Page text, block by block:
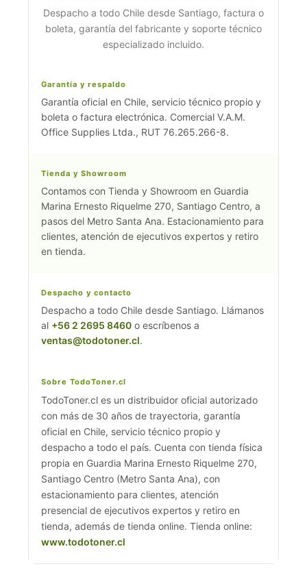
Despacho a todo Chile desde Santiago, factura o
boleta, garantía del fabricante y soporte técnico
especializado incluido.
Garantía y respaldo
Garantía oficial en Chile, servicio técnico propio y
boleta o factura electrónica. Comercial V.A.M.
Office Supplies Ltda., RUT 76.265.266-8.
Tienda y Showroom
Contamos con Tienda y Showroom en Guardia
Marina Ernesto Riquelme 270, Santiago Centro, a
pasos del Metro Santa Ana. Estacionamiento para
clientes, atención de ejecutivos expertos y retiro
en tienda.
Despacho y contacto
Despacho a todo Chile desde Santiago. Llámanos
al +56 2 2695 8460 o escríbenos a
ventas@todotoner.cl.
Sobre TodoToner.cl
TodoToner.cl es un distribuidor oficial autorizado
con más de 30 años de trayectoria, garantía
oficial en Chile, servicio técnico propio y
despacho a todo el país. Cuenta con tienda física
propia en Guardia Marina Ernesto Riquelme 270,
Santiago Centro (Metro Santa Ana), con
estacionamiento para clientes, atención
presencial de ejecutivos expertos y retiro en
tienda, además de tienda online. Tienda online:
www.todotoner.cl